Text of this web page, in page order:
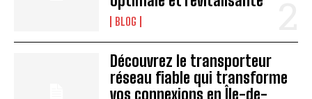
BLOG
Découvrez le transporteur
réseau fiable qui transforme
vos connexions en Île-de-